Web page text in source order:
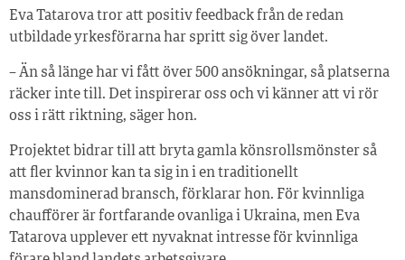
Eva Tatarova tror att positiv feedback från de redan
utbildade yrkesförarna har spritt sig över landet.
– Än så länge har vi fått över 500 ansökningar, så platserna
räcker inte till. Det inspirerar oss och vi känner att vi rör
oss i rätt riktning, säger hon.
Projektet bidrar till att bryta gamla könsrollsmönster så
att fler kvinnor kan ta sig in i en traditionellt
mansdominerad bransch, förklarar hon. För kvinnliga
chaufförer är fortfarande ovanliga i Ukraina, men Eva
Tatarova upplever ett nyvaknat intresse för kvinnliga